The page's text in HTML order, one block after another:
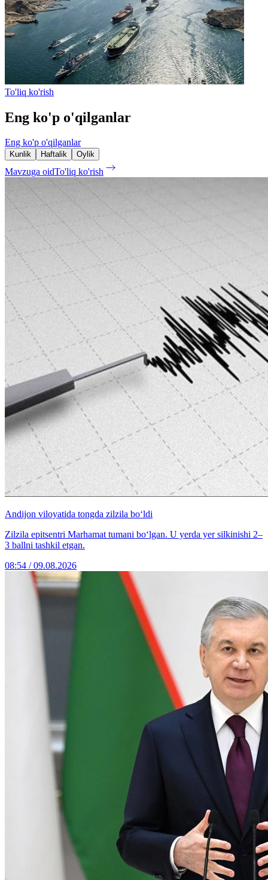
To'liq ko'rish
Eng ko'p o'qilganlar
Eng ko'p o'qilganlar
Kunlik Haftalik Oylik
Mavzuga oidTo'liq ko'rish
Andijon viloyatida tongda zilzila bo‘ldi
Zilzila epitsentri Marhamat tumani bo‘lgan. U yerda yer silkinishi 2–
3 ballni tashkil etgan.
08:54 / 09.08.2026